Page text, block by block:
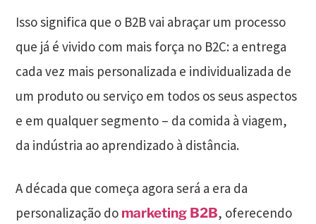
Isso significa que o B2B vai abraçar um processo
que já é vivido com mais força no B2C: a entrega
cada vez mais personalizada e individualizada de
um produto ou serviço em todos os seus aspectos
e em qualquer segmento – da comida à viagem,
da indústria ao aprendizado à distância.
A década que começa agora será a era da
personalização do marketing B2B, oferecendo